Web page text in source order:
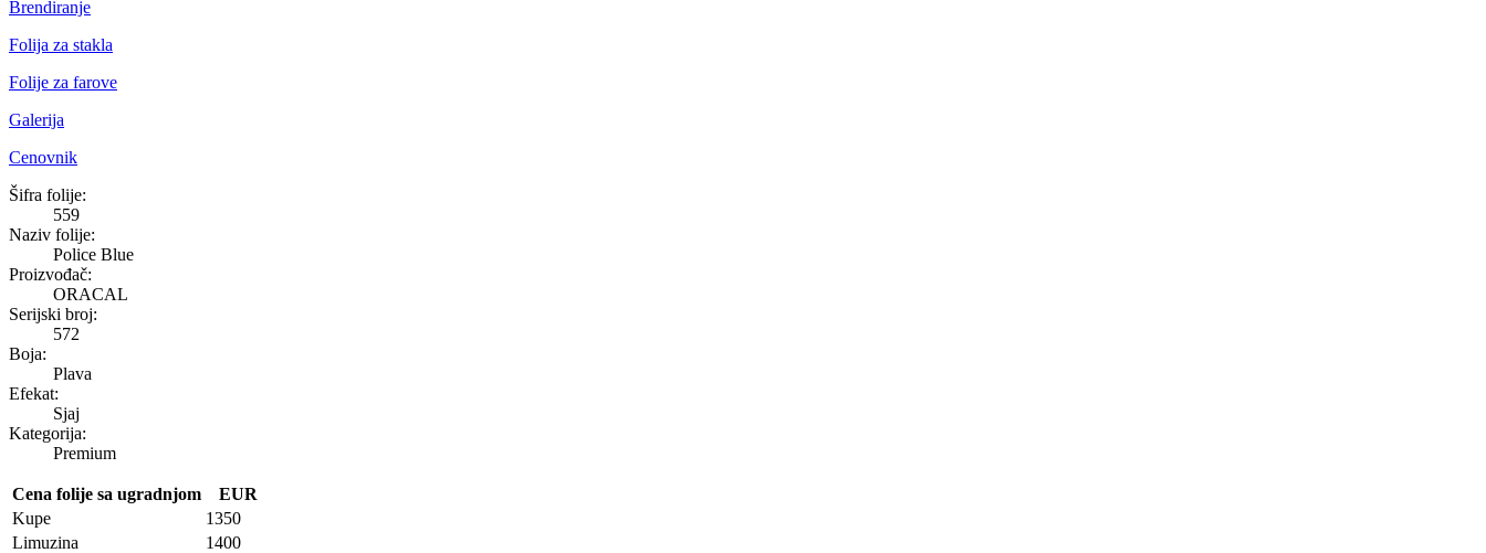
Brendiranje
Folija za stakla
Folije za farove
Galerija
Cenovnik
Police Blue
Šifra folije:
559
Naziv folije:
Police Blue
Proizvođač:
ORACAL
Serijski broj:
572
Boja:
Plava
Efekat:
Sjaj
Kategorija:
Premium
Cena folije sa ugradnjom
EUR
Kupe
1350
Limuzina
1400